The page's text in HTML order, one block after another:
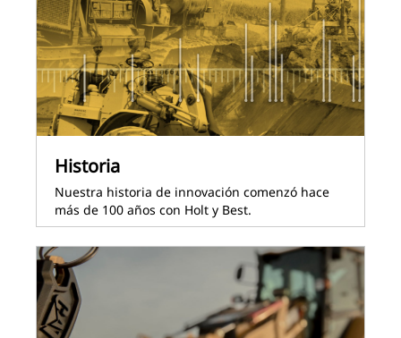
Historia
Nuestra historia de innovación comenzó hace
más de 100 años con Holt y Best.